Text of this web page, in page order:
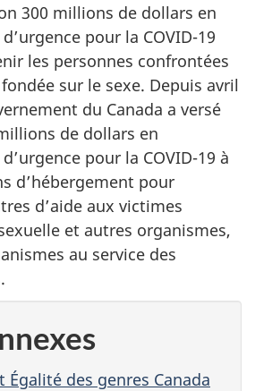
300 millions de dollars en
pour la COVID-19
les personnes confrontées
sur le sexe. Depuis avril
du Canada a versé
de dollars en
pour la COVID-19 à
d’hébergement pour
d’aide aux victimes
et autres organismes,
au service des
Égalité des genres Canada